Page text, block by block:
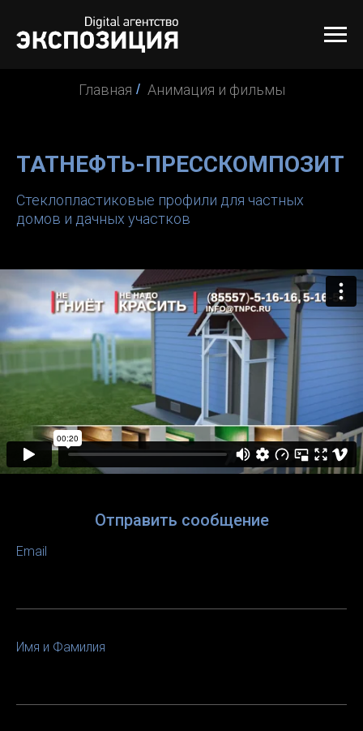
Главная / Анимация и фильмы
ТАТНЕФТЬ-ПРЕССКОМПОЗИТ
Стеклопластиковые профили для частных
домов и дачных участков
Отправить сообщение
Email
Имя и Фамилия